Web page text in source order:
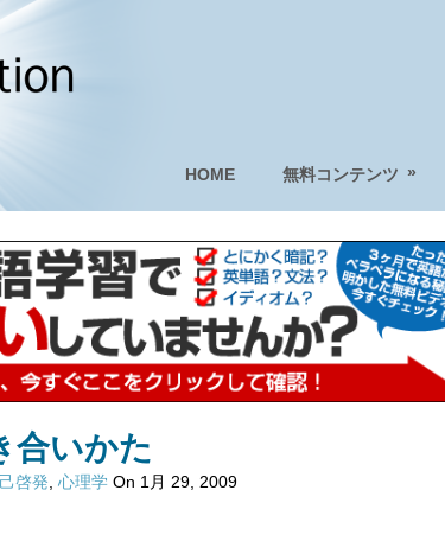
HOME 無料コンテンツ »
合いかた
啓発 心理学 On 1月 29, 2009